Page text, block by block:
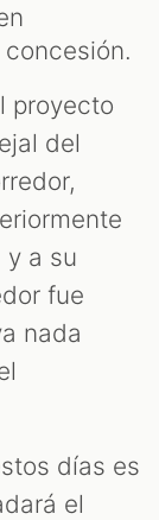
proyecto
del
a su
fue
nada
días es
el